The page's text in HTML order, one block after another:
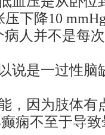
压下降10
人并不是每
说是一过性脑
，因为肢体有
痫不至于导